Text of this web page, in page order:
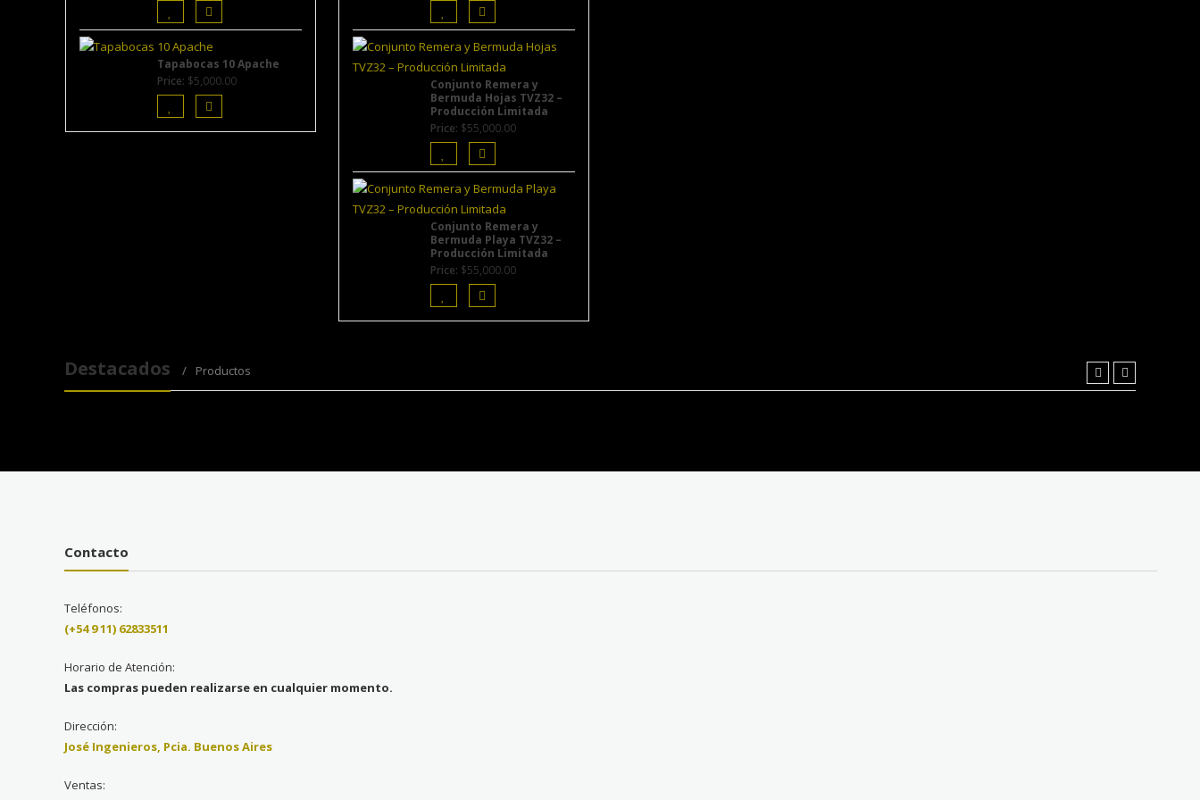
Conjunto Remera y
Bermuda Hojas TVZ32 –
Producción Limitada
Price: $55,000.00
Conjunto Remera y
Bermuda Playa TVZ32 –
Producción Limitada
Price: $55,000.00
Tapabocas 10 Apache
Price: $5,000.00
Destacados Productos
Contacto
Teléfonos:
(+54 9 11) 62833511
Horario de Atención:
Las compras pueden realizarse en cualquier momento.
Dirección:
José Ingenieros, Pcia. Buenos Aires
Ventas: